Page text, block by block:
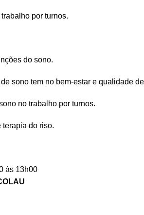
por turnos.
do sono.
sono tem no bem-estar e qualidade
no trabalho por turnos.
terapia do riso.
às 13h00